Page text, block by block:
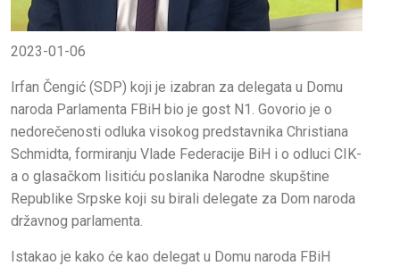
2023-01-06
Irfan Čengić (SDP) koji je izabran za delegata u Domu
naroda Parlamenta FBiH bio je gost N1. Govorio je o
nedorečenosti odluka visokog predstavnika Christiana
Schmidta, formiranju Vlade Federacije BiH i o odluci CIK-
a o glasačkom lisitiću poslanika Narodne skupštine
Republike Srpske koji su birali delegate za Dom naroda
državnog parlamenta.
Istakao je kako će kao delegat u Domu naroda FBiH